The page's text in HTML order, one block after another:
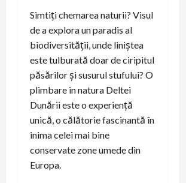
Simtiți chemarea naturii? Visul
de a explora un paradis al
biodiversității, unde liniștea
este tulburată doar de ciripitul
păsărilor și susurul stufului? O
plimbare in natura Deltei
Dunării este o experiență
unică, o călătorie fascinantă în
inima celei mai bine
conservate zone umede din
Europa.